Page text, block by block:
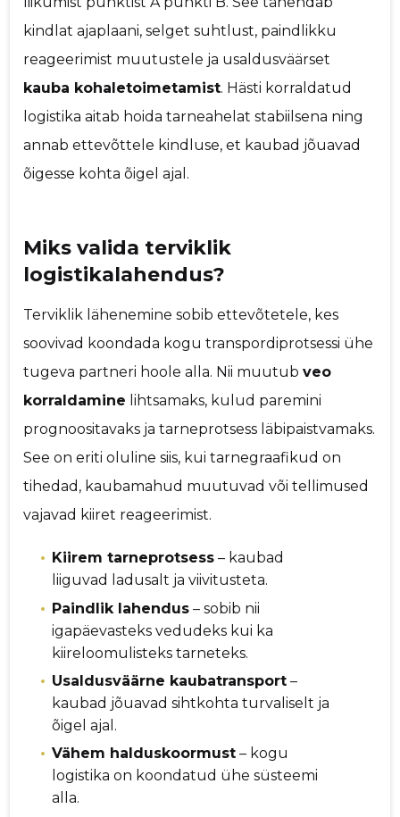
kindlat ajaplaani, selget suhtlust, paindlikku
reageerimist muutustele ja usaldusväärset
kauba kohaletoimetamist. Hästi korraldatud
logistika aitab hoida tarneahelat stabiilsena ning
annab ettevõttele kindluse, et kaubad jõuavad
õigesse kohta õigel ajal.
Miks valida terviklik
logistikalahendus?
Terviklik lähenemine sobib ettevõtetele, kes
soovivad koondada kogu transpordiprotsessi ühe
tugeva partneri hoole alla. Nii muutubveo
korraldamine lihtsamaks, kulud paremini
prognoositavaks ja tarneprotsess läbipaistvamaks.
See on eriti oluline siis, kui tarnegraafikud on
tihedad, kaubamahud muutuvad või tellimused
vajavad kiiret reageerimist.
Kiirem tarneprotsess – kaubad
liiguvad ladusalt ja viivitusteta.
Paindlik lahendus – sobib nii
igapäevasteks vedudeks kui ka
kiireloomulisteks tarneteks.
Usaldusväärne kaubatransport –
kaubad jõuavad sihtkohta turvaliselt ja
õigel ajal.
Vähem halduskoormust – kogu
logistika on koondatud ühe süsteemi
alla.